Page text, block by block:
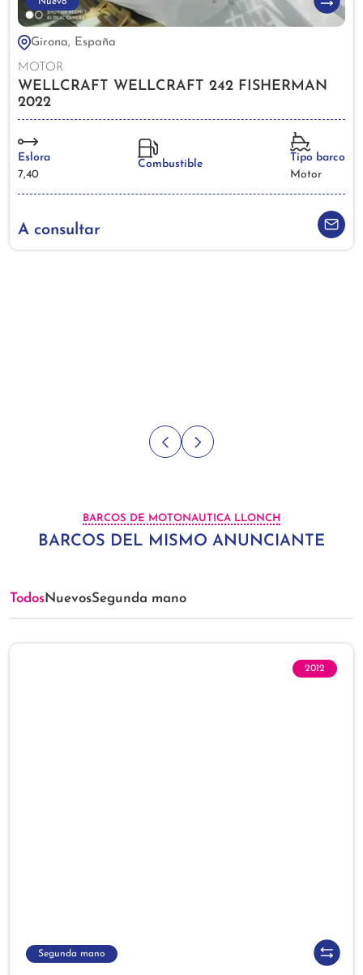
Girona, España
MOTOR
WELLCRAFT WELLCRAFT 242 FISHERMAN
2022
Eslora
7,40
Combustible
Tipo barco
Motor
A consultar
BARCOS DE MOTONAUTICA LLONCH
BARCOS DEL MISMO ANUNCIANTE
TodosNuevosSegunda mano
2012
Segunda mano